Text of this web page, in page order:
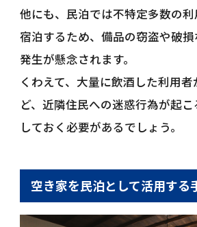
他にも、民泊では不特定多数の
宿泊するため、備品の窃盗や破
発生が懸念されます。
くわえて、大量に飲酒した利用
ど、近隣住民への迷惑行為が起
しておく必要があるでしょう。
空き家を民泊として活用する